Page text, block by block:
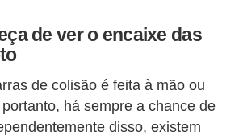
de ver o encaixe das
de colisão é feita à mão ou
há sempre a chance de
disso, existem